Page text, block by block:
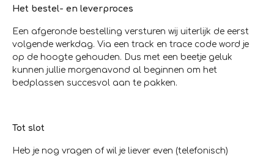
Het bestel- en leverproces
Een afgeronde bestelling versturen wij uiterlijk de eerst
volgende werkdag. Via een track en trace code word je
op de hoogte gehouden. Dus met een beetje geluk
kunnen jullie morgenavond al beginnen om het
bedplassen succesvol aan te pakken.
Tot slot
Heb je nog vragen of wil je liever even (telefonisch)